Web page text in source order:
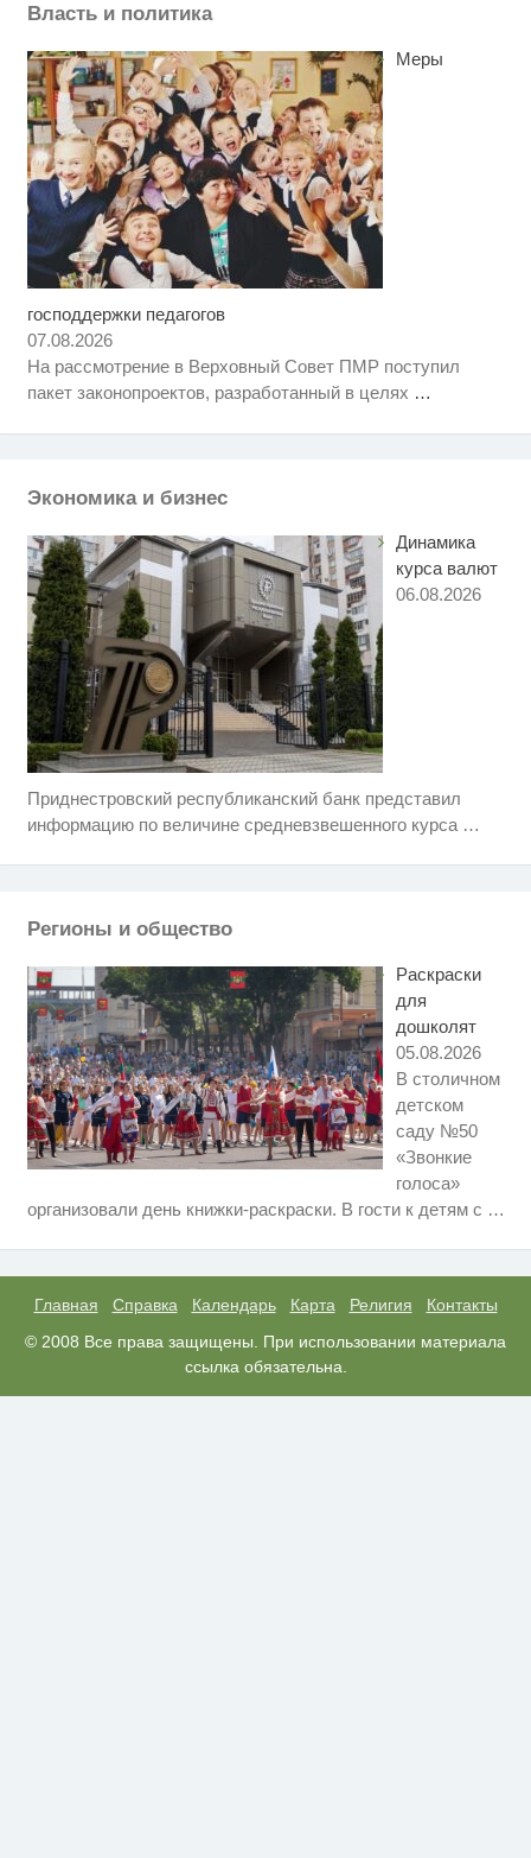
Власть и политика
Меры
господдержки педагогов
07.08.2026
На рассмотрение в Верховный Совет ПМР поступил
пакет законопроектов, разработанный в целях …
Экономика и бизнес
Динамика
курса валют
06.08.2026
Приднестровский республиканский банк представил
информацию по величине средневзвешенного курса …
Регионы и общество
Раскраски
для
дошколят
05.08.2026
В столичном
детском
саду №50
«Звонкие
голоса»
организовали день книжки-раскраски. В гости к детям с …
Главная Справка Календарь Карта Религия
Контакты
© 2008 Все права защищены. При использовании материала
ссылка обязательна.
Скрытая камера на пляже
Рак начинается не с боли:
онколог назвал первый «тихий»
i
Ролик длится несколько секунд,
Королева вагона отожгла! Видео
Ржу не переставая, это видео
вы будете в шоке от увиденного
i
Ролик из Омска: вы будете
смеяться долго